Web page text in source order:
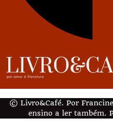
© Livro&Café. Por
ensino a ler também.